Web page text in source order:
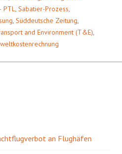
PTL, Sabatier-Prozess,
, Süddeutsche Zeitung,
and Environment (T&E),
an Flughäfen